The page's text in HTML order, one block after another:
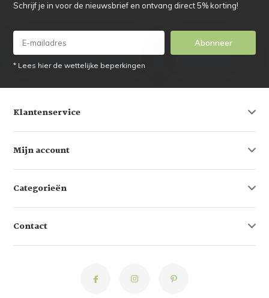
Schrijf je in voor de nieuwsbrief en ontvang direct 5% korting!
Abonneer
* Lees hier de wettelijke beperkingen
Klantenservice
Mijn account
Categorieën
Contact